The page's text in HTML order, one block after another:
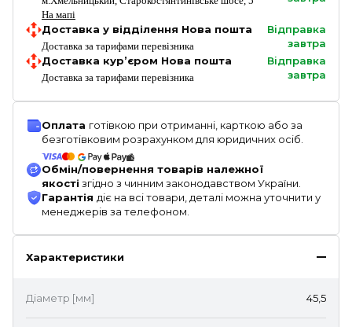
На мапі
Доставка у відділення Нова пошта
Доставка за тарифами перевізника
Відправка
завтра
Доставка кур’єром Нова пошта
Доставка за тарифами перевізника
Відправка
завтра
Оплата готівкою при отриманні, карткою або за
безготівковим розрахунком для юридичних осіб.
Обмін/повернення товарів належної
якості згідно з чинним законодавством України.
Гарантія діє на всі товари, деталі можна уточнити у
менеджерів за телефоном.
Характеристики
Діаметр [мм] 45,5